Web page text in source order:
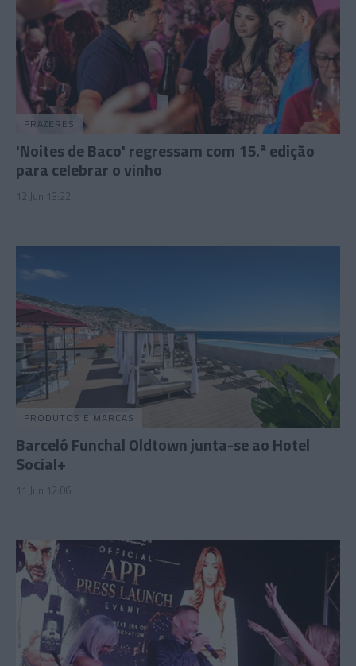
PRAZERES
'Noites de Baco' regressam com 15.ª edição
para celebrar o vinho
12 Jun 13:22
PRODUTOS E MARCAS
Barceló Funchal Oldtown junta-se ao Hotel
Social+
11 Jun 12:06